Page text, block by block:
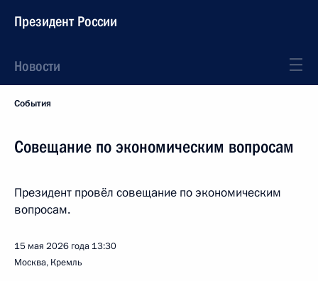
Президент России
Новости
События
Совещание по экономическим вопросам
Президент провёл совещание по экономическим
вопросам.
15 мая 2026 года 13:30
Москва, Кремль